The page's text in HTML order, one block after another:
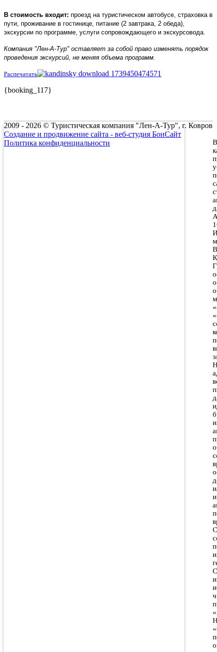
В стоимость входит: проезд на туристическом автобусе, страховка в
пути, проживание в гостинице, питание (2 завтрака, 2 обеда),
экскурсии по программе, услуги сопровождающего и экскурсовода.
Компания "Лен-А-Тур" оставляет за собой право изменять порядок
проведения экскурсий, не меняя объема программ.
Распечатать
{booking_117}
2009 - 2026 © Туристическая компания "Лен-А-Тур", г. Ковров
Создание и продвижение сайта - веб-студия БонСайт
Политика конфиденциальности